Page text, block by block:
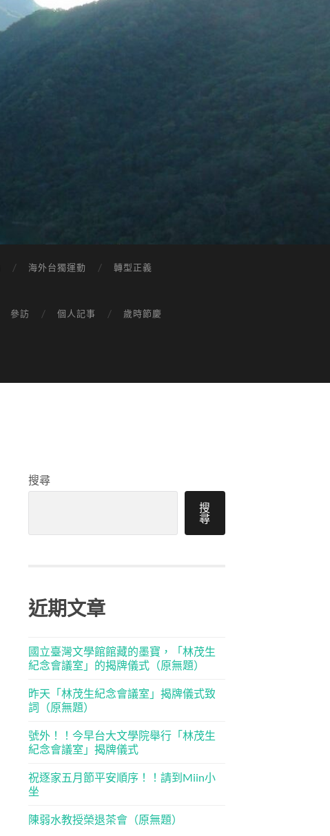
海外台獨運動 轉型正義
參訪 個人記事 歲時節慶
搜尋
搜
尋
近期文章
國立臺灣文學館館藏的墨寶，「林茂生
紀念會議室」的揭牌儀式（原無題）
昨天「林茂生紀念會議室」揭牌儀式致
詞（原無題）
號外！！今早台大文學院舉行「林茂生
紀念會議室」揭牌儀式
祝逐家五月節平安順序！！請到Miin小
坐
陳弱水教授榮退茶會（原無題）